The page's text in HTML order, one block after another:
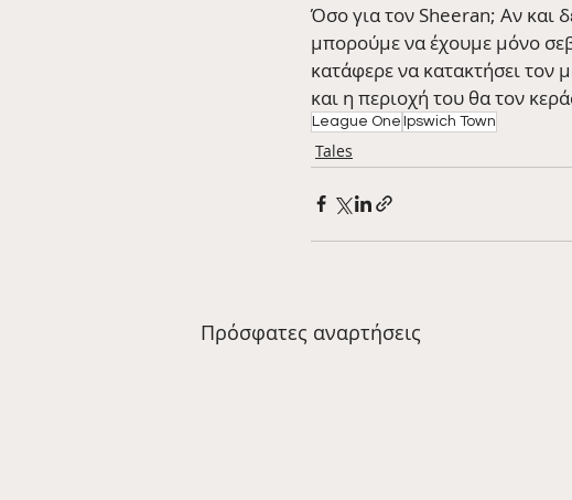
Όσο για τον Sheeran; Αν και
μπορούμε να έχουμε μόνο
κατάφερε να κατακτήσει τον
και η περιοχή του θα τον
League One Ipswich Town
Tales
Πρόσφατες αναρτήσεις